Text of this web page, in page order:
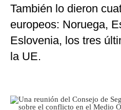
También lo dieron
europeos: Noruega,
Eslovenia, los tres
la UE.